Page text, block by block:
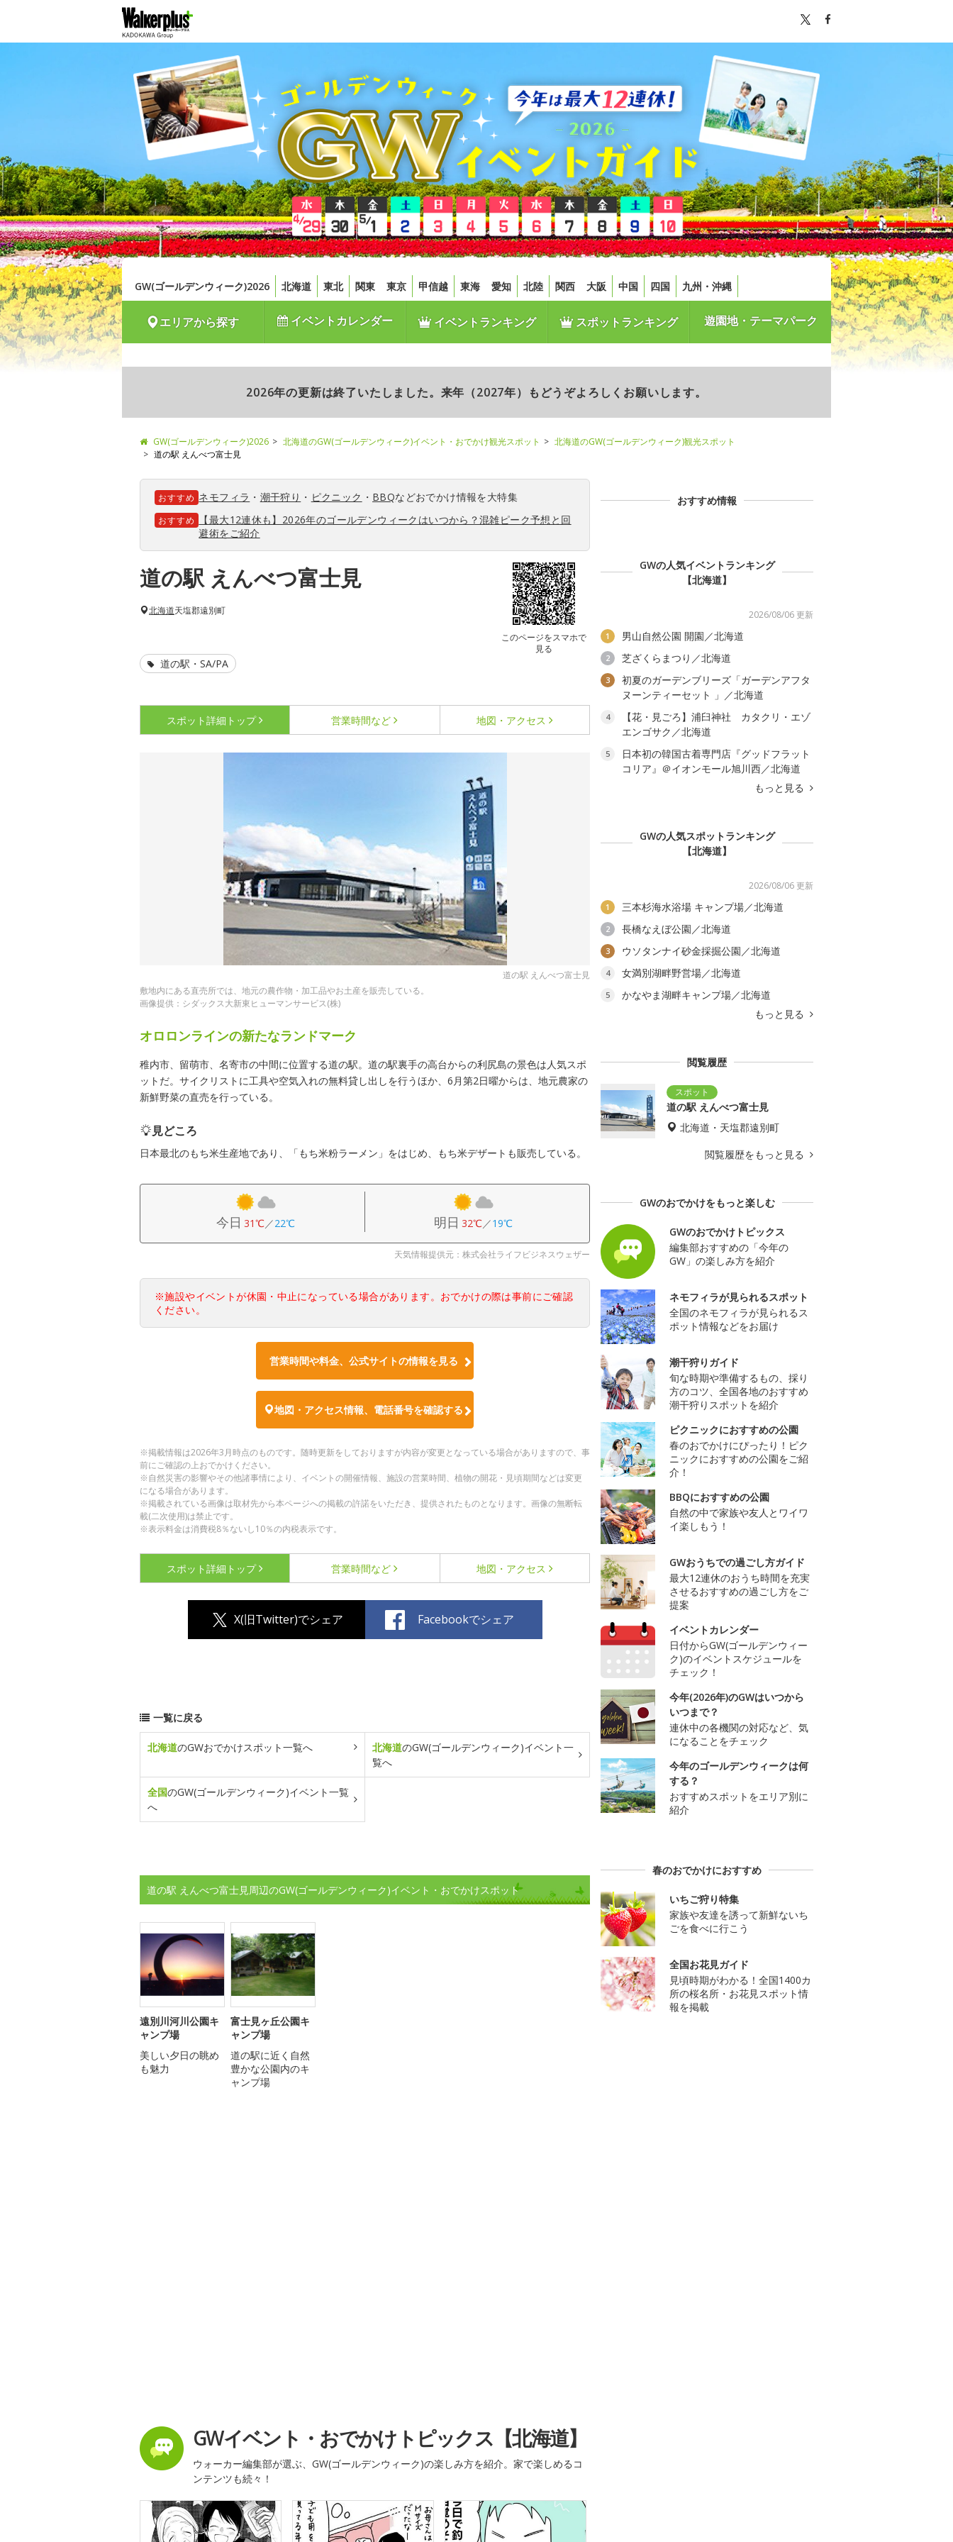
GW(ゴールデンウィーク)2026 北海道 東北 関東 東京 甲信越 東海 愛知 北陸 関西 大阪 中国 四国 九州・沖縄
エリアから探す イベントカレンダー イベントランキング スポットランキング 遊園地・テーマパーク
2026年の更新は終了いたしました。来年（2027年）もどうぞよろしくお願いします。
GW(ゴールデンウィーク)2026 北海道のGW(ゴールデンウィーク)イベント・おでかけ観光スポット
北海道のGW(ゴールデンウィーク)観光スポット
道の駅 えんべつ富士見
おすすめ ネモフィラ ・ 潮干狩り ・ ピクニック ・ BBQなどおでかけ情報を大特集
おすすめ
【最大12連休も】2026年のゴールデンウィークはいつから？混雑ピーク予想と回
避術をご紹介
道の駅 えんべつ富士見
このページをスマホで
見る
北海道天塩郡遠別町
道の駅・SA/PA
スポット詳細 トップ 営業時間など 地図・アクセス
道の駅 えんべつ富士見
敷地内にある直売所では、地元の農作物・加工品やお土産を販売している。
画像提供：シダックス大新東ヒューマンサービス(株)
オロロンラインの新たなランドマーク
稚内市、留萌市、名寄市の中間に位置する道の駅。道の駅裏手の高台からの利尻島の景色は人気スポ
ットだ。サイクリストに工具や空気入れの無料貸し出しを行うほか、6月第2日曜からは、地元農家の
新鮮野菜の直売を行っている。
見どころ
日本最北のもち米生産地であり、「もち米粉ラーメン」をはじめ、もち米デザートも販売している。
今日 31℃／22℃ 明日 32℃／19℃
天気情報提供元：株式会社ライフビジネスウェザー
※施設やイベントが休園・中止になっている場合があります。おでかけの際は事前にご確認
ください。
営業時間や料金、公式サイトの情報を見る
地図・アクセス情報、電話番号を確認する
※掲載情報は2026年3月時点のものです。随時更新をしておりますが内容が変更となっている場合がありますので、事
前にご確認の上おでかけください。
※自然災害の影響やその他諸事情により、イベントの開催情報、施設の営業時間、植物の開花・見頃期間などは変更
になる場合があります。
※掲載されている画像は取材先から本ページへの掲載の許諾をいただき、提供されたものとなります。画像の無断転
載(二次使用)は禁止です。
※表示料金は消費税8％ないし10％の内税表示です。
スポット詳細 トップ 営業時間など 地図・アクセス
X(旧Twitter)でシェア Facebookでシェア
一覧に戻る
北海道のGWおでかけスポット一覧へ 北海道のGW(ゴールデンウィーク)イベント一
覧へ
全国のGW(ゴールデンウィーク)イベント一覧
へ
道の駅 えんべつ富士見周辺のGW(ゴールデンウィーク)イベント・おでかけスポット
遠別川河川公園キ
ャンプ場
美しい夕日の眺め
も魅力
富士見ヶ丘公園キ
ャンプ場
道の駅に近く自然
豊かな公園内のキ
ャンプ場
GWイベント・おでかけトピックス【北海道】
ウォーカー編集部が選ぶ、GW(ゴールデンウィーク)の楽しみ方を紹介。家で楽しめるコ
ンテンツも続々！
おすすめ情報
GWの人気イベントランキング
【北海道】
2026/08/06 更新
1 男山自然公園 開園／北海道
2 芝ざくらまつり／北海道
3
初夏のガーデンブリーズ「ガーデンアフタ
ヌーンティーセット 」／北海道
4
【花・見ごろ】浦臼神社 カタクリ・エゾ
エンゴサク／北海道
5
日本初の韓国古着専門店『グッドフラット
コリア』＠イオンモール旭川西／北海道
もっと見る
GWの人気スポットランキング
【北海道】
2026/08/06 更新
1 三本杉海水浴場 キャンプ場／北海道
2 長橋なえぼ公園／北海道
3 ウソタンナイ砂金採掘公園／北海道
4 女満別湖畔野営場／北海道
5
かなやま湖畔キャンプ場／北海道
もっと見る
閲覧履歴
道の駅 えんべつ富士見
北海道・天塩郡遠別町
閲覧履歴をもっと見る
GWのおでかけをもっと楽しむ
GWのおでかけトピックス
編集部おすすめの「今年の
GW」の楽しみ方を紹介
ネモフィラが見られるスポット
全国のネモフィラが見られるス
ポット情報などをお届け
潮干狩りガイド
旬な時期や準備するもの、採り
方のコツ、全国各地のおすすめ
潮干狩りスポットを紹介
ピクニックにおすすめの公園
春のおでかけにぴったり！ピク
ニックにおすすめの公園をご紹
介！
BBQにおすすめの公園
自然の中で家族や友人とワイワ
イ楽しもう！
GWおうちでの過ごし方ガイド
最大12連休のおうち時間を充実
させるおすすめの過ごし方をご
提案
イベントカレンダー
日付からGW(ゴールデンウィー
ク)のイベントスケジュールを
チェック！
今年(2026年)のGWはいつから
いつまで？
連休中の各機関の対応など、気
になることをチェック
今年のゴールデンウィークは何
する？
おすすめスポットをエリア別に
紹介
春のおでかけにおすすめ
いちご狩り特集
家族や友達を誘って新鮮ないち
ごを食べに行こう
全国お花見ガイド
見頃時期がわかる！全国1400カ
所の桜名所・お花見スポット情
報を掲載